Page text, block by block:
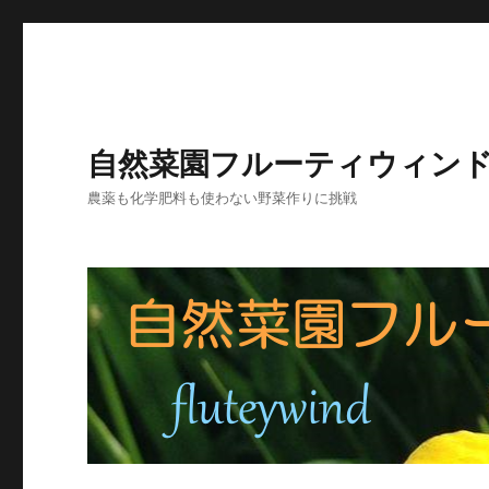
自然菜園フルーティウィン
農薬も化学肥料も使わない野菜作りに挑戦